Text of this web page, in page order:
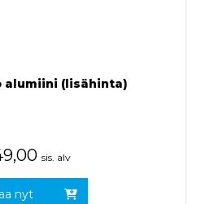
alumiini (lisähinta)
sis. alv
nyt